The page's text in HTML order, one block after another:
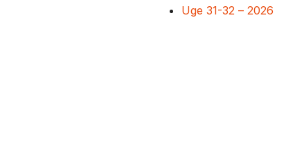
Uge 31-32 – 2026